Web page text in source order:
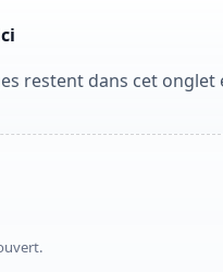
restent dans cet onglet